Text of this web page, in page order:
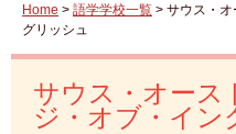
Home > 語学学校一覧 > サウス・
グリッシュ
サウス・オース
ジ・オブ・イン